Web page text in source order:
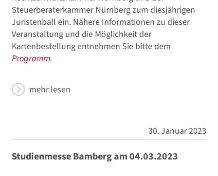
Steuerberaterkammer Nürnberg zum diesjährigen
Juristenball ein. Nähere Informationen zu dieser
Veranstaltung und die Möglichkeit der
Kartenbestellung entnehmen Sie bitte dem
Programm.
mehr lesen
30. Januar 2023
Studienmesse Bamberg am 04.03.2023